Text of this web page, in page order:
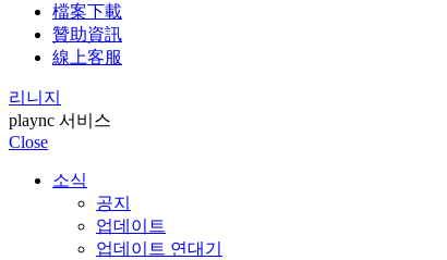
檔案下載
贊助資訊
線上客服
리니지
plaync 서비스
Close
소식
공지
업데이트
업데이트 연대기